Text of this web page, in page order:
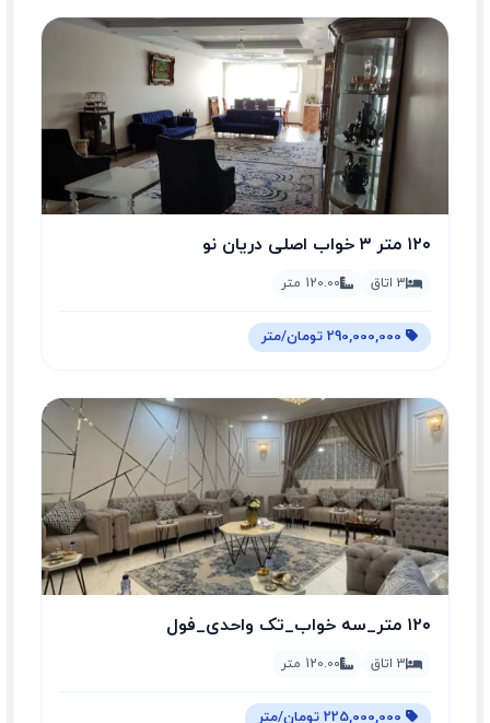
۱۲۰ متر ۳ خواب اصلی دریان نو
3 اتاق 120.00 متر
۱۲۰ متر_سه خواب_تک واحدی_فول
3 اتاق 120.00 متر